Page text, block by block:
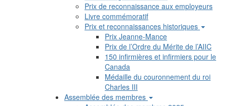
Prix de reconnaissance aux employeurs
Livre commémoratif
Prix et reconnaissances historiques
Prix Jeanne-Mance
Prix de l’Ordre du Mérite de l’AIIC
150 infirmières et infirmiers pour le
Canada
Médaille du couronnement du roi
Charles III
Assemblée des membres